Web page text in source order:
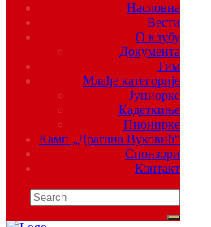
Насловна
Вести
О клубу
Документа
Тим
Млађе категорије
Јуниорке
Кадеткиње
Пионирке
Камп „Драгана Вуковић“
Спонзори
Контакт